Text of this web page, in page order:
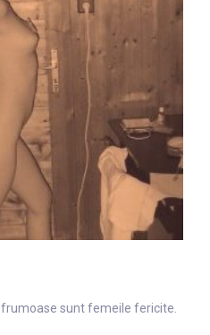
frumoase sunt femeile fericite.